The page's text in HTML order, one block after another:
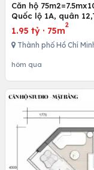
Căn hộ
Quốc lộ 1A, quân
1.95 tỷ · 75m
2
Thành phố Hồ Chí
hôm qua